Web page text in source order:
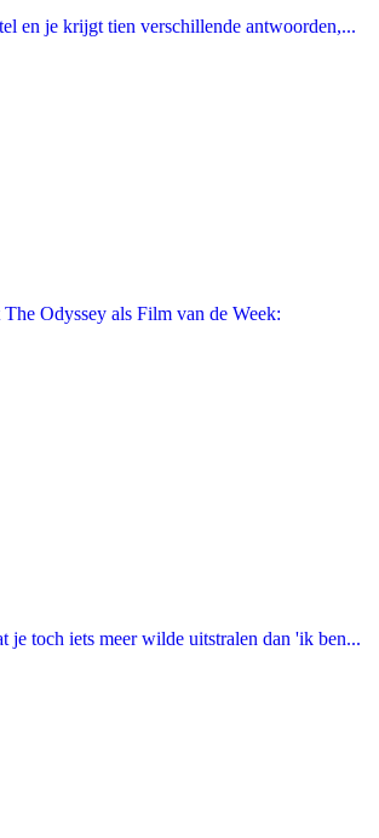
en je krijgt tien verschillende antwoorden,...
Odyssey als Film van de Week:
je toch iets meer wilde uitstralen dan 'ik ben...